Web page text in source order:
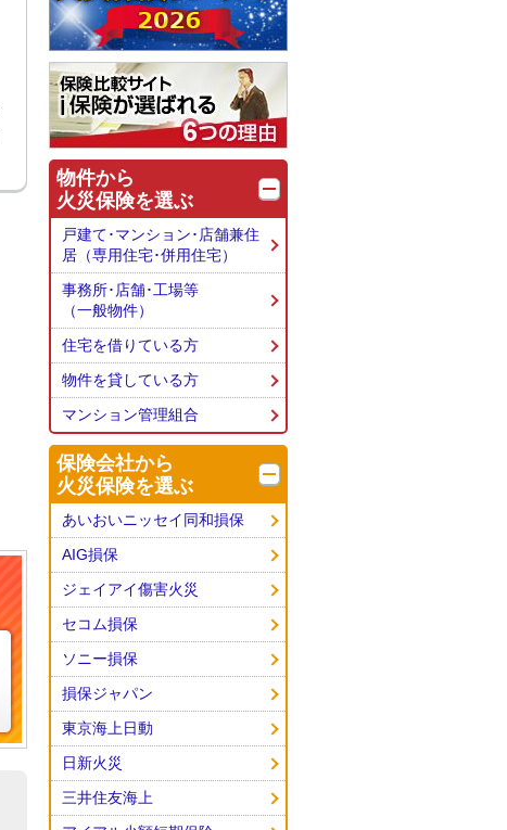
物件から
火災保険を選ぶ
戸建て･マンション･店舗兼住
居 （専用住宅･併用住宅）
事務所･店舗･工場等
（一般物件）
住宅を借りている方
物件を貸している方
マンション管理組合
保険会社から
火災保険を選ぶ
あいおいニッセイ同和損保
AIG損保
ジェイアイ傷害火災
セコム損保
ソニー損保
損保ジャパン
東京海上日動
日新火災
三井住友海上